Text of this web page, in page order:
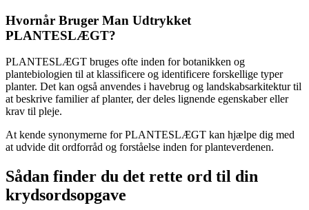
Hvornår Bruger Man Udtrykket
PLANTESLÆGT?
PLANTESLÆGT bruges ofte inden for botanikken og
plantebiologien til at klassificere og identificere forskellige typer
planter. Det kan også anvendes i havebrug og landskabsarkitektur til
at beskrive familier af planter, der deles lignende egenskaber eller
krav til pleje.
At kende synonymerne for PLANTESLÆGT kan hjælpe dig med
at udvide dit ordforråd og forståelse inden for planteverdenen.
Sådan finder du det rette ord til din
krydsordsopgave